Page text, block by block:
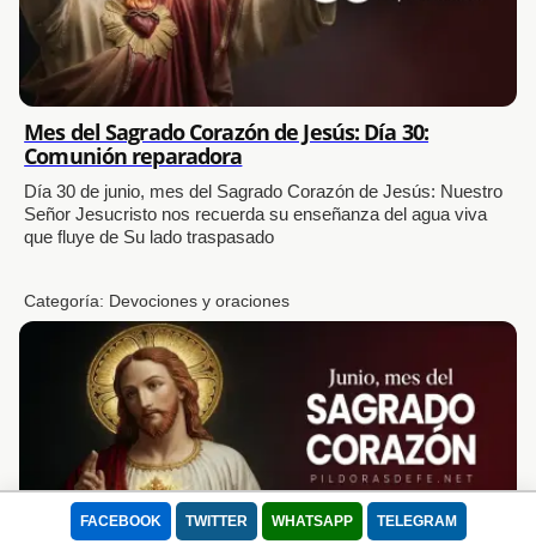
FACEBOOK TWITTER WHATSAPP TELEGRAM
Mes del Sagrado Corazón de Jesús: Día 30:
Comunión reparadora
Día 30 de junio, mes del Sagrado Corazón de Jesús: Nuestro
Señor Jesucristo nos recuerda su enseñanza del agua viva
que fluye de Su lado traspasado
Categoría: Devociones y oraciones